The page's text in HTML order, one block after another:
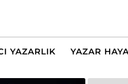
YAZARLIK YAZAR